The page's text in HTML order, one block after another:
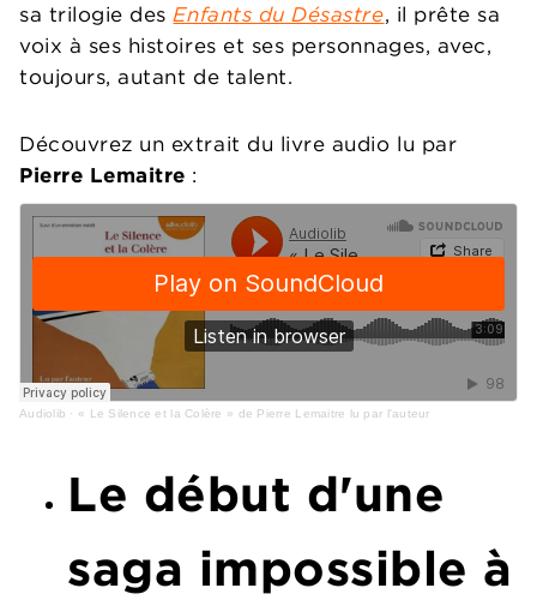
sa trilogie desEnfants du Désastre, il prête sa
voix à ses histoires et ses personnages, avec,
toujours, autant de talent.
Découvrez un extrait du livre audio lu par
Pierre Lemaitre :
Audiolib · « Le Silence et la Colère » de Pierre Lemaitre lu par l'auteur
Le début d'une
saga impossible à